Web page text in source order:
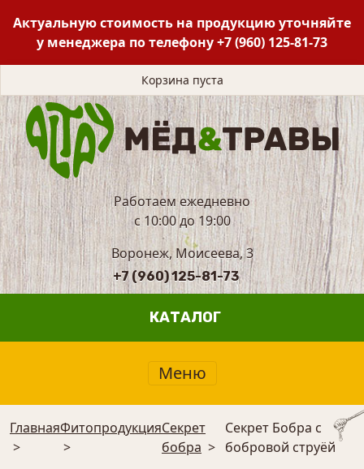
Актуальную стоимость на продукцию уточняйте
у менеджера по телефону+7 (960) 125-81-73
Корзина пуста
Работаем ежедневно
с 10:00 до 19:00
Воронеж, Моисеева, 3
+7 (960) 125-81-73
КАТАЛОГ
Меню
Главная
>
Фитопродукция
>
Секрет
бобра >
Секрет Бобра с
бобровой струёй